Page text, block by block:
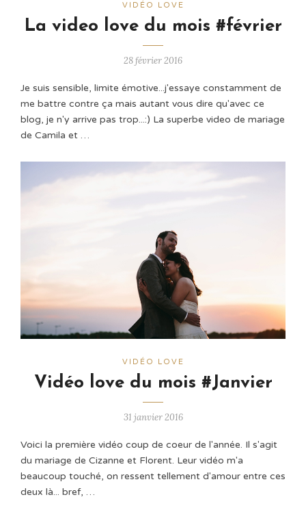
VIDÉO LOVE
La video love du mois #février
28 février 2016
Je suis sensible, limite émotive...j'essaye constamment de
me battre contre ça mais autant vous dire qu'avec ce
blog, je n'y arrive pas trop...:) La superbe video de mariage
de Camila et …
VIDÉO LOVE
Vidéo love du mois #Janvier
31 janvier 2016
Voici la première vidéo coup de coeur de l'année. Il s'agit
du mariage de Cizanne et Florent. Leur vidéo m'a
beaucoup touché, on ressent tellement d'amour entre ces
deux là... bref, …